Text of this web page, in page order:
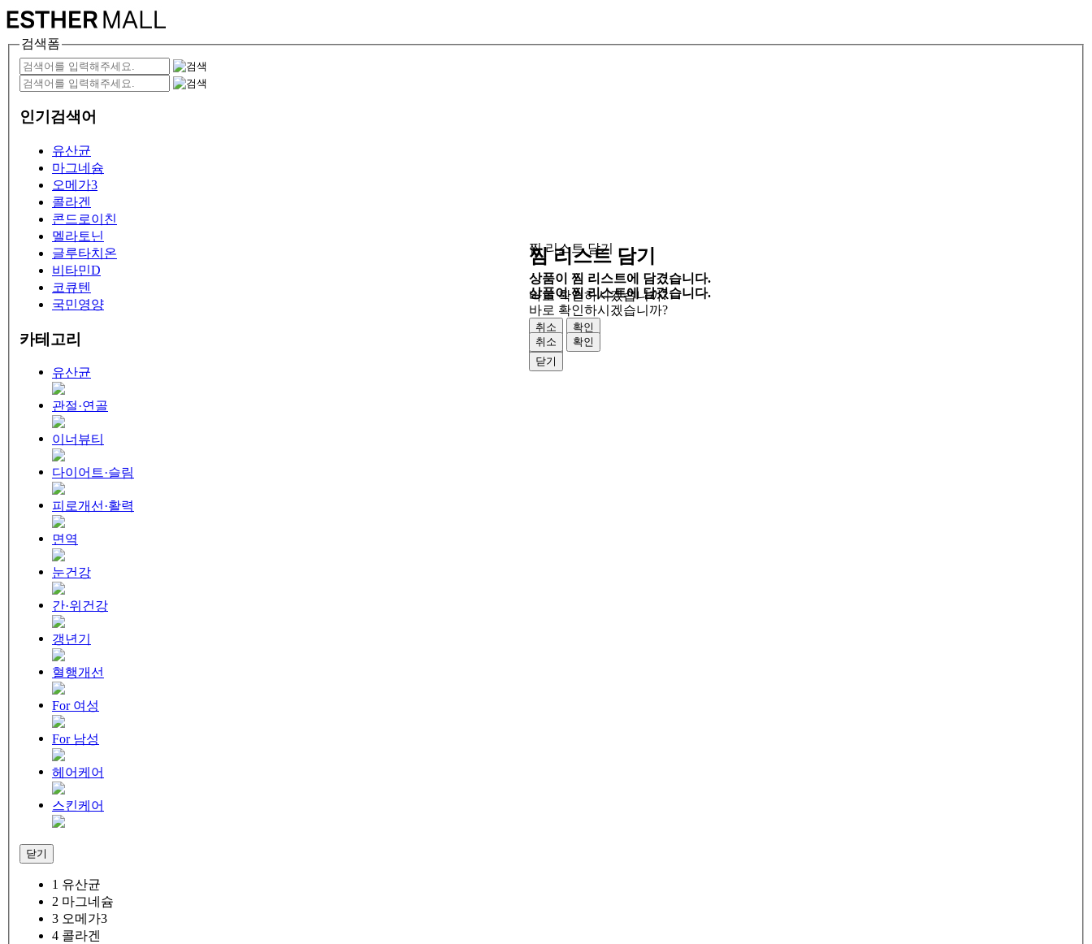
검색폼
인기검색어
유산균
마그네슘
오메가3
콜라겐
콘드로이친
멜라토닌
글루타치온
비타민D
코큐텐
국민영양
카테고리
유산균
관절·연골
이너뷰티
다이어트·슬림
피로개선·활력
면역
눈건강
간·위건강
갱년기
혈행개선
For 여성
For 남성
헤어케어
스킨케어
닫기
1 유산균
2 마그네슘
3 오메가3
4 콜라겐
찜 리스트 담기
상품이 찜 리스트에 담겼습니다.
바로 확인하시겠습니까?
취소
확인
닫기
찜 리스트 담기
상품이 찜 리스트에 담겼습니다.
바로 확인하시겠습니까?
취소
확인
닫기